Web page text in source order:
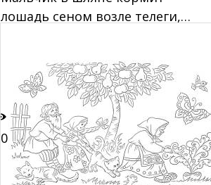
лошадь сеном возле телеги,
10